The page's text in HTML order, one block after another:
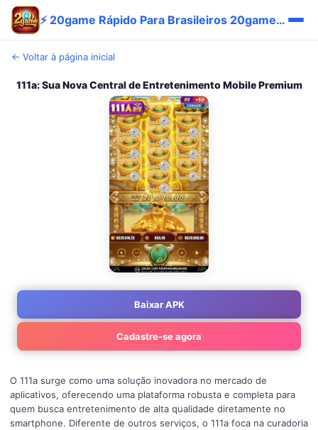
⚡ 20game Rápido Para Brasileiros 20game Vantagem Bônus App
← Voltar à página inicial
111a: Sua Nova Central de Entretenimento Mobile Premium
Baixar APK
Cadastre-se agora
O 111a surge como uma solução inovadora no mercado de
aplicativos, oferecendo uma plataforma robusta e completa para
quem busca entretenimento de alta qualidade diretamente no
smartphone. Diferente de outros serviços, o 111a foca na curadoria